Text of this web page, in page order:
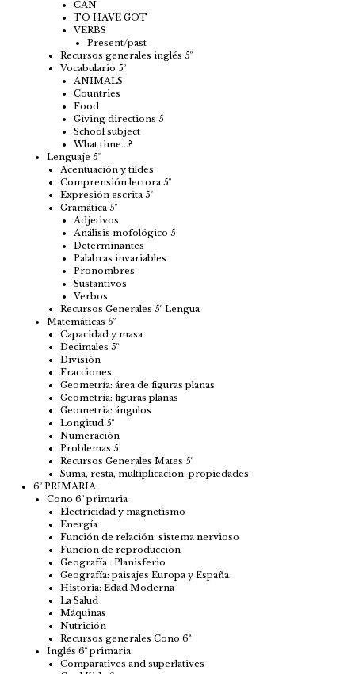
CAN
TO HAVE GOT
VERBS
Present/past
Recursos generales inglés 5º
Vocabulario 5º
ANIMALS
Countries
Food
Giving directions 5
School subject
What time…?
Lenguaje 5º
Acentuación y tildes
Comprensión lectora 5º
Expresión escrita 5º
Gramática 5º
Adjetivos
Análisis mofológico 5
Determinantes
Palabras invariables
Pronombres
Sustantivos
Verbos
Recursos Generales 5º Lengua
Matemáticas 5º
Capacidad y masa
Decimales 5º
División
Fracciones
Geometría: área de figuras planas
Geometría: figuras planas
Geometria: ángulos
Longitud 5º
Numeración
Problemas 5
Recursos Generales Mates 5º
Suma, resta, multiplicacion: propiedades
6º PRIMARIA
Cono 6º primaria
Electricidad y magnetismo
Energía
Función de relación: sistema nervioso
Funcion de reproduccion
Geografía : Planisferio
Geografía: paisajes Europa y España
Historia: Edad Moderna
La Salud
Máquinas
Nutrición
Recursos generales Cono 6ª
Inglés 6º primaria
Comparatives and superlatives